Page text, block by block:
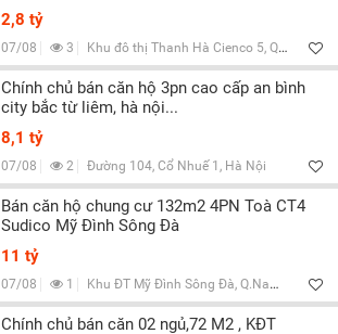
2,8 tỷ
07/08 3 Khu đô thị Thanh Hà Cienco 5, Q.Hà Đông, Hà Nội
Chính chủ bán căn hộ 3pn cao cấp an bình
city bắc từ liêm, hà nội...
8,1 tỷ
07/08 2 Đường 104, Cổ Nhuế 1, Hà Nội
Bán căn hộ chung cư 132m2 4PN Toà CT4
Sudico Mỹ Đình Sông Đà
11 tỷ
07/08 1 Khu ĐT Mỹ Đình Sông Đà, Q.Nam Từ Liêm, Hà Nội
Chính chủ bán căn 02 ngủ,72 M2 , KĐT